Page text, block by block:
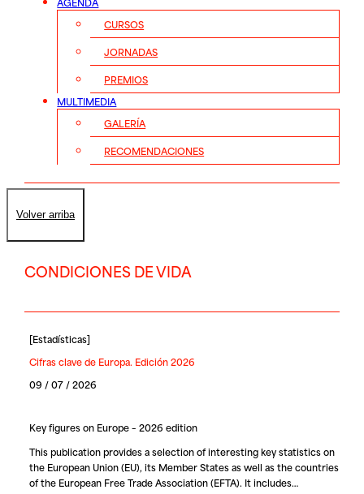
CURSOS
JORNADAS
PREMIOS
MULTIMEDIA
GALERÍA
RECOMENDACIONES
Volver arriba
CONDICIONES DE VIDA
[Estadísticas]
Cifras clave de Europa. Edición 2026
09 / 07 / 2026
Key figures on Europe – 2026 edition
This publication provides a selection of interesting key statistics on
the European Union (EU), its Member States as well as the countries
of the European Free Trade Association (EFTA). It includes…